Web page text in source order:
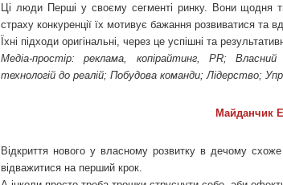
Ці люди Перші у своєму сегменті ринку. Вони щодня
страху конкуренції їх мотивує бажання розвиватися та
Їхні підходи оригінальні, через це успішні та
Медіа-простір: реклама, копірайтинг, PR; Власний
технологій до реалій; Побудова команди; Лідерство;
Майданчик
Відкриття нового у власному розвитку в дечому
відважитися на перший крок.